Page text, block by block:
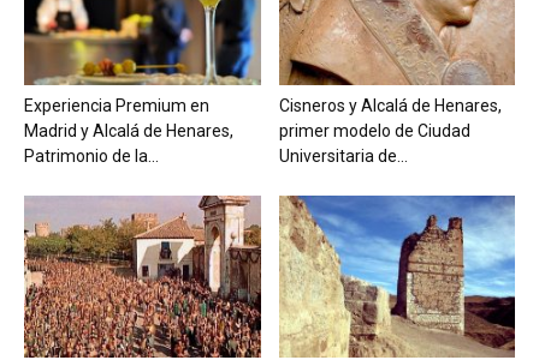
Experiencia Premium en
Madrid y Alcalá de Henares,
Patrimonio de la...
Cisneros y Alcalá de Henares,
primer modelo de Ciudad
Universitaria de...